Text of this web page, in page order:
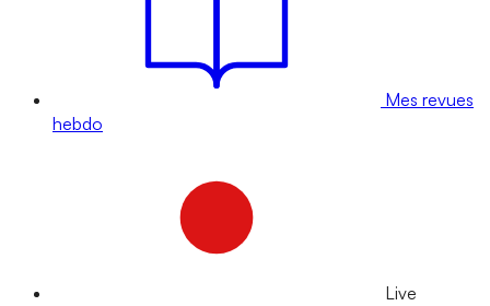
Mes revues
hebdo
Live